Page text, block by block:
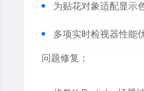
为贴花对象适配显示
多项实时检视器性能
问题修复：